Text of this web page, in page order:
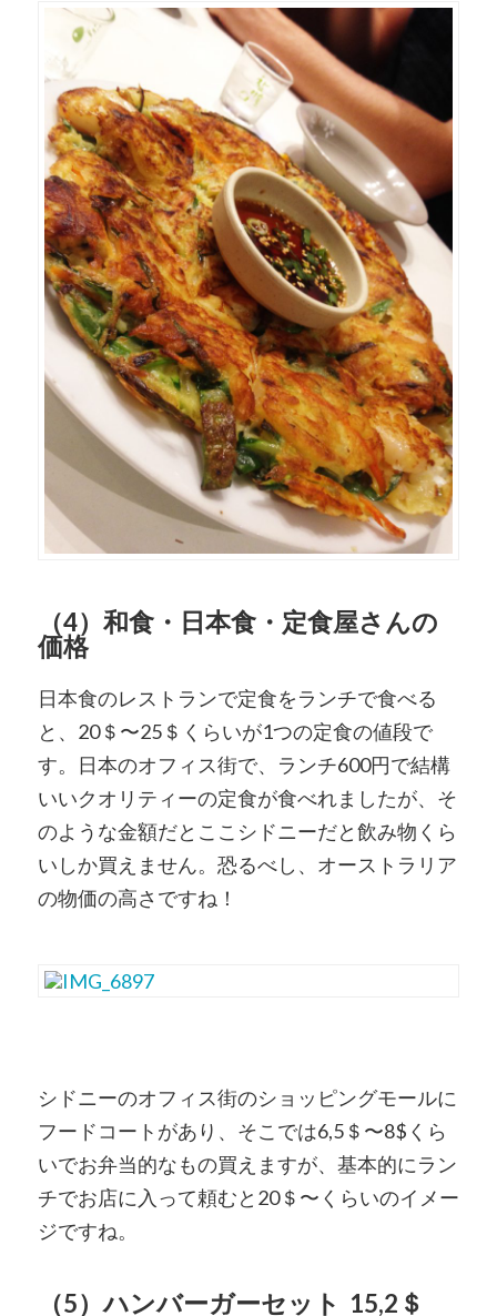
（4）和食・日本食・定食屋さんの
価格
日本食のレストランで定食をランチで食べる
と、20＄〜25＄くらいが1つの定食の値段で
す。日本のオフィス街で、ランチ600円で結構
いいクオリティーの定食が食べれましたが、そ
のような金額だとここシドニーだと飲み物くら
いしか買えません。恐るべし、オーストラリア
の物価の高さですね！
シドニーのオフィス街のショッピングモールに
フードコートがあり、そこでは6,5＄〜8$くら
いでお弁当的なもの買えますが、基本的にラン
チでお店に入って頼むと20＄〜くらいのイメー
ジですね。
（5）ハンバーガーセット 15,2＄